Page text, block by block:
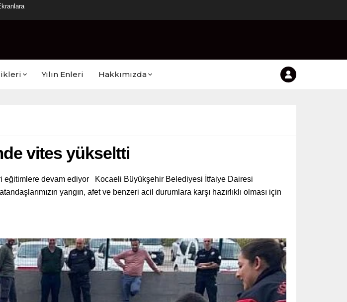
Yılın Enleri Hakkımızda
vites yükseltti
eğitimlere devam ediyor Kocaeli Büyükşehir Belediyesi İtfaiye Dairesi
yangın, afet ve benzeri acil durumlara karşı hazırlıklı olması için